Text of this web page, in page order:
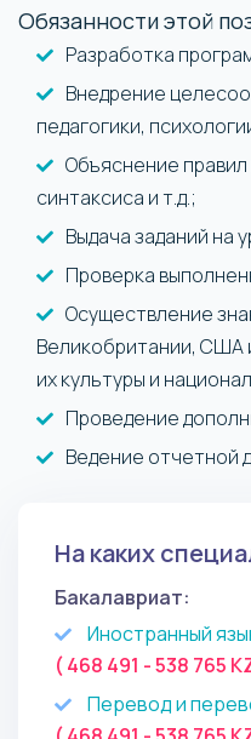
Обязанности этой
Разработка
Внедрение
педагогики,
Объяснение
синтаксиса и т.д.;
Выдача заданий на
Проверка
Осуществление
Великобритании, США
их культуры и
Проведение
Ведение отчетной
На каких
Бакалавриат:
Иностранный
( 468 491 - 538 765
Перевод и